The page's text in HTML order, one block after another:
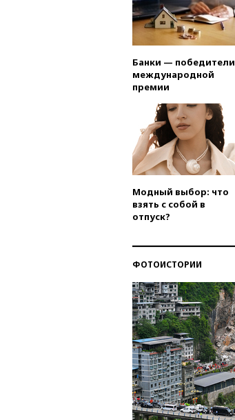
Банки — победители
международной
премии
Модный выбор: что
взять с собой в
отпуск?
ФОТОИСТОРИИ